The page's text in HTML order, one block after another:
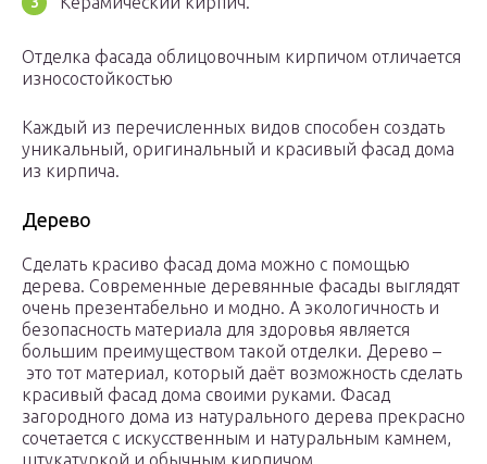
Отделка фасада облицовочным кирпичом отличается
износостойкостью
Каждый из перечисленных видов способен создать
уникальный, оригинальный и красивый фасад дома
из кирпича.
Дерево
Сделать красиво фасад дома можно с помощью
дерева. Современные деревянные фасады выглядят
очень презентабельно и модно. А экологичность и
безопасность материала для здоровья является
большим преимуществом такой отделки. Дерево –
это тот материал, который даёт возможность сделать
красивый фасад дома своими руками. Фасад
загородного дома из натурального дерева прекрасно
сочетается с искусственным и натуральным камнем,
штукатуркой и обычным кирпичом.